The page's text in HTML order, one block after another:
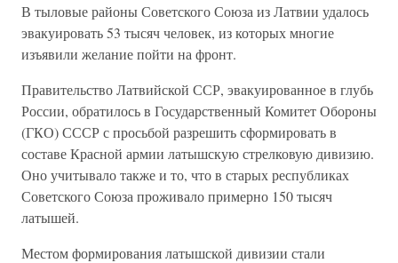
В тыловые районы Советского Союза из Латвии удалось
эвакуировать 53 тысяч человек, из которых многие
изъявили желание пойти на фронт.
Правительство Латвийской ССР, эвакуированное в глубь
России, обратилось в Государственный Комитет Обороны
(ГКО) СССР с просьбой разрешить сформировать в
составе Красной армии латышскую стрелковую дивизию.
Оно учитывало также и то, что в старых республиках
Советского Союза проживало примерно 150 тысяч
латышей.
Местом формирования латышской дивизии стали